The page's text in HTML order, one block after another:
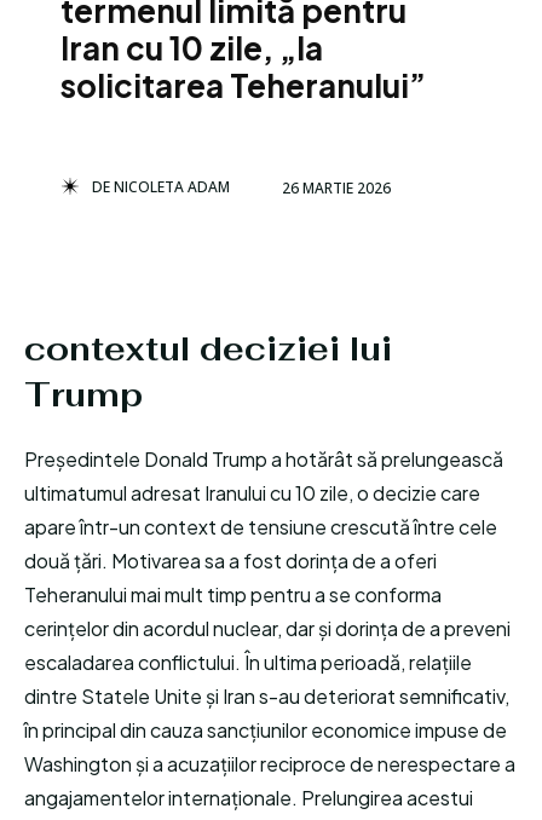
termenul limită pentru
Iran cu 10 zile, „la
solicitarea Teheranului”
DENICOLETA ADAM 26 MARTIE 2026
contextul deciziei lui
Trump
Președintele Donald Trump a hotărât să prelungească
ultimatumul adresat Iranului cu 10 zile, o decizie care
apare într-un context de tensiune crescută între cele
două țări. Motivarea sa a fost dorința de a oferi
Teheranului mai mult timp pentru a se conforma
cerințelor din acordul nuclear, dar și dorința de a preveni
escaladarea conflictului. În ultima perioadă, relațiile
dintre Statele Unite și Iran s-au deteriorat semnificativ,
în principal din cauza sancțiunilor economice impuse de
Washington și a acuzațiilor reciproce de nerespectare a
angajamentelor internaționale. Prelungirea acestui